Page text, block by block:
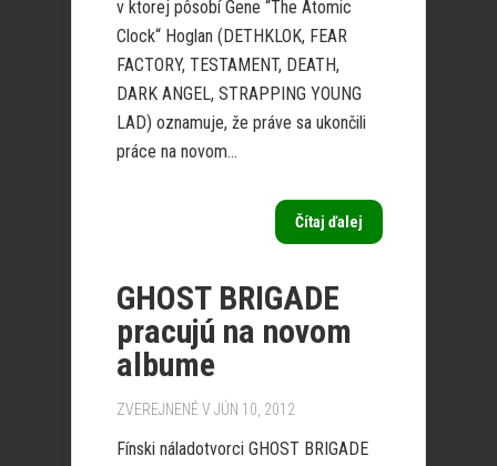
v ktorej pôsobí Gene “The Atomic
Clock“ Hoglan (DETHKLOK, FEAR
FACTORY, TESTAMENT, DEATH,
DARK ANGEL, STRAPPING YOUNG
LAD) oznamuje, že práve sa ukončili
práce na novom...
Čítaj ďalej
GHOST BRIGADE
pracujú na novom
albume
ZVEREJNENÉ V JÚN 10, 2012
Fínski náladotvorci GHOST BRIGADE